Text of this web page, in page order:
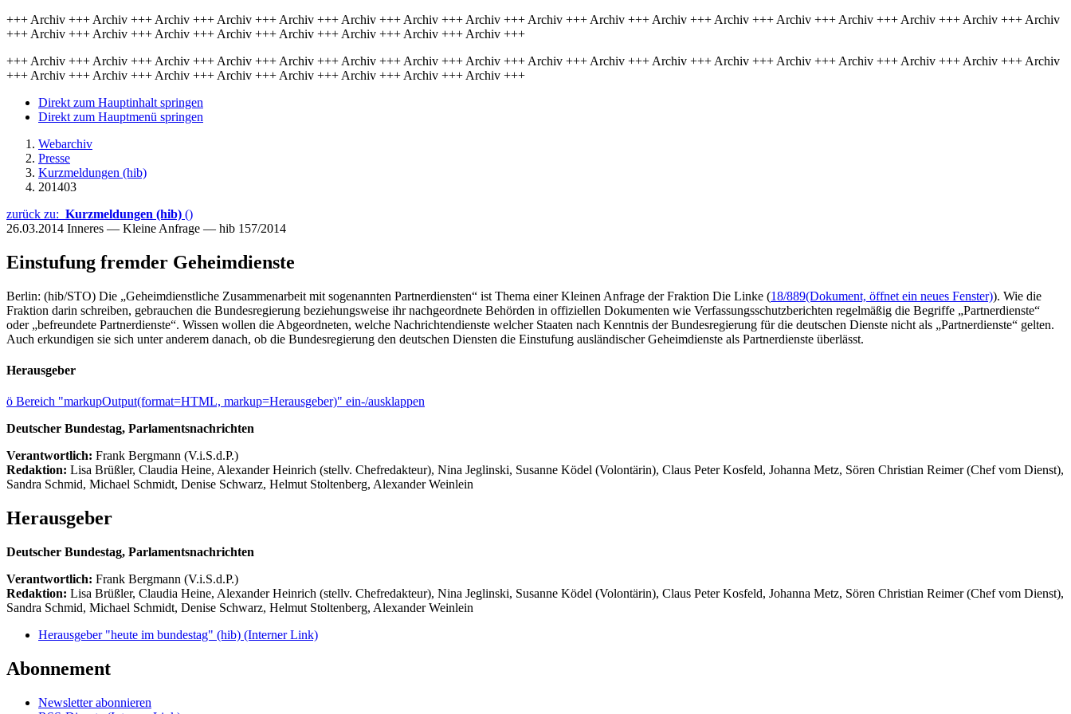
+++ Archiv +++ Archiv +++ Archiv +++ Archiv +++ Archiv +++ Archiv +++ Archiv +++ Archiv +++ Archiv +++ Archiv +++ Archiv +++ Archiv +++ Archiv +++ Archiv +++ Archiv +++ Archiv +++ Archiv
+++ Archiv +++ Archiv +++ Archiv +++ Archiv +++ Archiv +++ Archiv +++ Archiv +++ Archiv +++
+++ Archiv +++ Archiv +++ Archiv +++ Archiv +++ Archiv +++ Archiv +++ Archiv +++ Archiv +++ Archiv +++ Archiv +++ Archiv +++ Archiv +++ Archiv +++ Archiv +++ Archiv +++ Archiv +++ Archiv
+++ Archiv +++ Archiv +++ Archiv +++ Archiv +++ Archiv +++ Archiv +++ Archiv +++ Archiv +++
Direkt zum Hauptinhalt springen
Direkt zum Hauptmenü springen
Webarchiv
Presse
Kurzmeldungen (hib)
201403
zurück zu: Kurzmeldungen (hib) ()
26.03.2014 Inneres — Kleine Anfrage — hib 157/2014
Einstufung fremder Geheimdienste
Berlin: (hib/STO) Die „Geheimdienstliche Zusammenarbeit mit sogenannten Partnerdiensten“ ist Thema einer Kleinen Anfrage der Fraktion Die Linke (18/889(Dokument, öffnet ein neues Fenster)). Wie die
Fraktion darin schreiben, gebrauchen die Bundesregierung beziehungsweise ihr nachgeordnete Behörden in offiziellen Dokumenten wie Verfassungsschutzberichten regelmäßig die Begriffe „Partnerdienste“
oder „befreundete Partnerdienste“. Wissen wollen die Abgeordneten, welche Nachrichtendienste welcher Staaten nach Kenntnis der Bundesregierung für die deutschen Dienste nicht als „Partnerdienste“ gelten.
Auch erkundigen sie sich unter anderem danach, ob die Bundesregierung den deutschen Diensten die Einstufung ausländischer Geheimdienste als Partnerdienste überlässt.
Herausgeber
ö Bereich "markupOutput(format=HTML, markup=Herausgeber)" ein-/ausklappen
Deutscher Bundestag, Parlamentsnachrichten
Verantwortlich: Frank Bergmann (V.i.S.d.P.)
Redaktion: Lisa Brüßler, Claudia Heine, Alexander Heinrich (stellv. Chefredakteur), Nina Jeglinski, Susanne Ködel (Volontärin), Claus Peter Kosfeld, Johanna Metz, Sören Christian Reimer (Chef vom Dienst),
Sandra Schmid, Michael Schmidt, Denise Schwarz, Helmut Stoltenberg, Alexander Weinlein
Herausgeber
Deutscher Bundestag, Parlamentsnachrichten
Verantwortlich: Frank Bergmann (V.i.S.d.P.)
Redaktion: Lisa Brüßler, Claudia Heine, Alexander Heinrich (stellv. Chefredakteur), Nina Jeglinski, Susanne Ködel (Volontärin), Claus Peter Kosfeld, Johanna Metz, Sören Christian Reimer (Chef vom Dienst),
Sandra Schmid, Michael Schmidt, Denise Schwarz, Helmut Stoltenberg, Alexander Weinlein
Herausgeber "heute im bundestag" (hib) (Interner Link)
Abonnement
Newsletter abonnieren